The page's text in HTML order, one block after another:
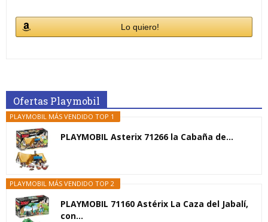
Lo quiero!
Ofertas Playmobil
PLAYMOBIL MÁS VENDIDO TOP 1
PLAYMOBIL Asterix 71266 la Cabaña de...
PLAYMOBIL MÁS VENDIDO TOP 2
PLAYMOBIL 71160 Astérix La Caza del Jabalí,
con...